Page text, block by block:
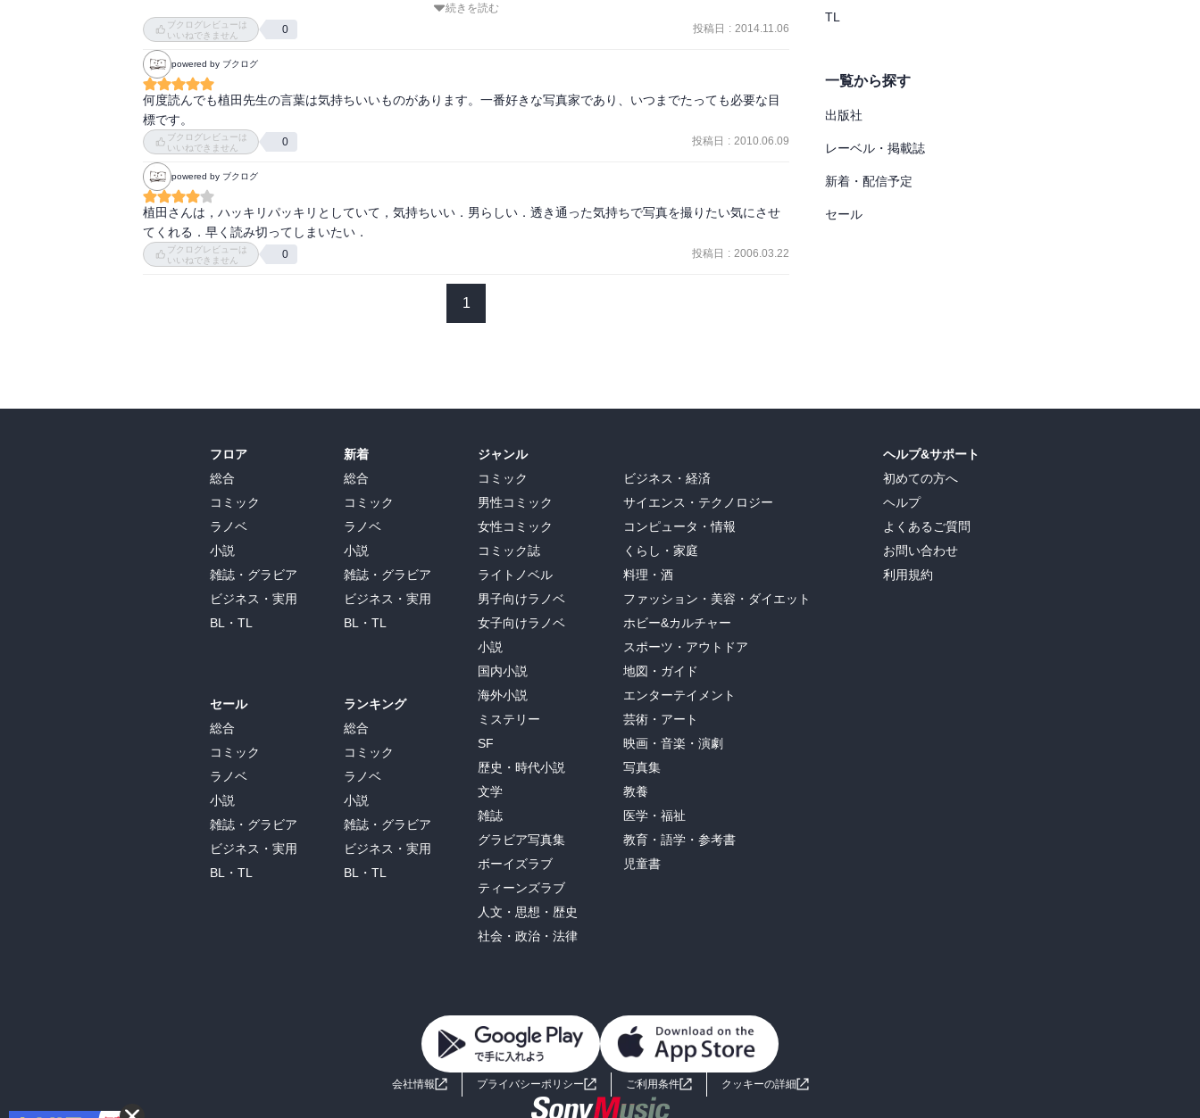
大正～昭和の写真家植田正治のいろんなところに寄稿した文章を集めた一冊。生涯「アマチュア」として写真に接
し、世の若いカメラマンに送る言葉が温かい。
作品はシュールレアリスムと言っていいような、ストレートフォトとは真逆の”演出”された写真が代表作に多い。今
でいうCMフォトとでも呼べそうな作品を、昭和の古い時代から撮っていたというのが、ちょっとした驚き。　クー
ルでスタイリッシュなのに、郷愁を誘われるのは、その時代性からか。
「写真する」という軽妙洒脱な表現がいい。
続きを読む
ブクログレビューは
いいねできません
0 投稿日 : 2014.11.06
powered by ブクログ
何度読んでも植田先生の言葉は気持ちいいものがあります。一番好きな写真家であり、いつまでたっても必要な目
標です。
ブクログレビューは
いいねできません
0 投稿日 : 2010.06.09
powered by ブクログ
植田さんは，ハッキリパッキリとしていて，気持ちいい．男らしい．透き通った気持ちで写真を撮りたい気にさせ
てくれる．早く読み切ってしまいたい．
ブクログレビューは
いいねできません
0 投稿日 : 2006.03.22
1
TL
一覧から探す
出版社
レーベル・掲載誌
新着・配信予定
セール
フロア
総合
コミック
ラノベ
小説
雑誌・グラビア
ビジネス・実用
BL・TL
セール
総合
コミック
ラノベ
小説
雑誌・グラビア
ビジネス・実用
BL・TL
新着
総合
コミック
ラノベ
小説
雑誌・グラビア
ビジネス・実用
BL・TL
ランキング
総合
コミック
ラノベ
小説
雑誌・グラビア
ビジネス・実用
BL・TL
ジャンル
コミック
男性コミック
女性コミック
コミック誌
ライトノベル
男子向けラノベ
女子向けラノベ
小説
国内小説
海外小説
ミステリー
SF
歴史・時代小説
文学
雑誌
グラビア写真集
ボーイズラブ
ティーンズラブ
人文・思想・歴史
社会・政治・法律
ビジネス・経済
サイエンス・テクノロジー
コンピュータ・情報
くらし・家庭
料理・酒
ファッション・美容・ダイエット
ホビー&カルチャー
スポーツ・アウトドア
地図・ガイド
エンターテイメント
芸術・アート
映画・音楽・演劇
写真集
教養
医学・福祉
教育・語学・参考書
児童書
ヘルプ&サポート
初めての方へ
ヘルプ
よくあるご質問
お問い合わせ
利用規約
会社情報 プライバシーポリシー ご利用条件 クッキーの詳細